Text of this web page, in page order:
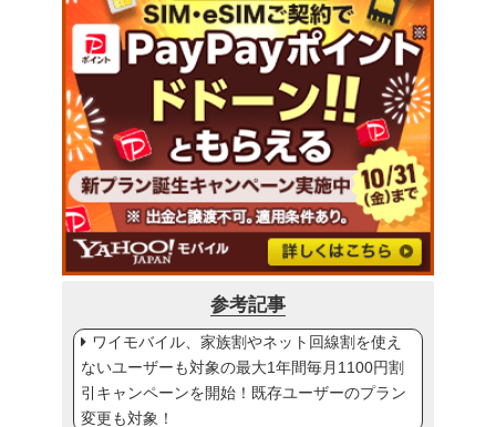
参考記事
ワイモバイル、家族割やネット回線割を使え
ないユーザーも対象の最大1年間毎月1100円割
引キャンペーンを開始！既存ユーザーのプラン
変更も対象！